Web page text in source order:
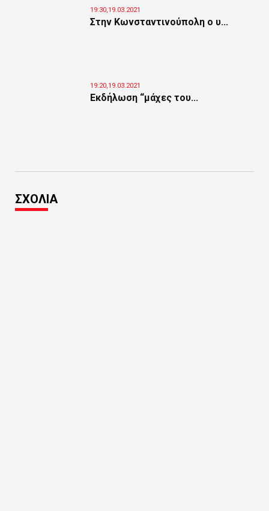
19:30,19.03.2021
Στην Κωνσταντινούπολη ο υ...
19:20,19.03.2021
Εκδήλωση “μάχες του...
ΣΧΟΛΙΑ